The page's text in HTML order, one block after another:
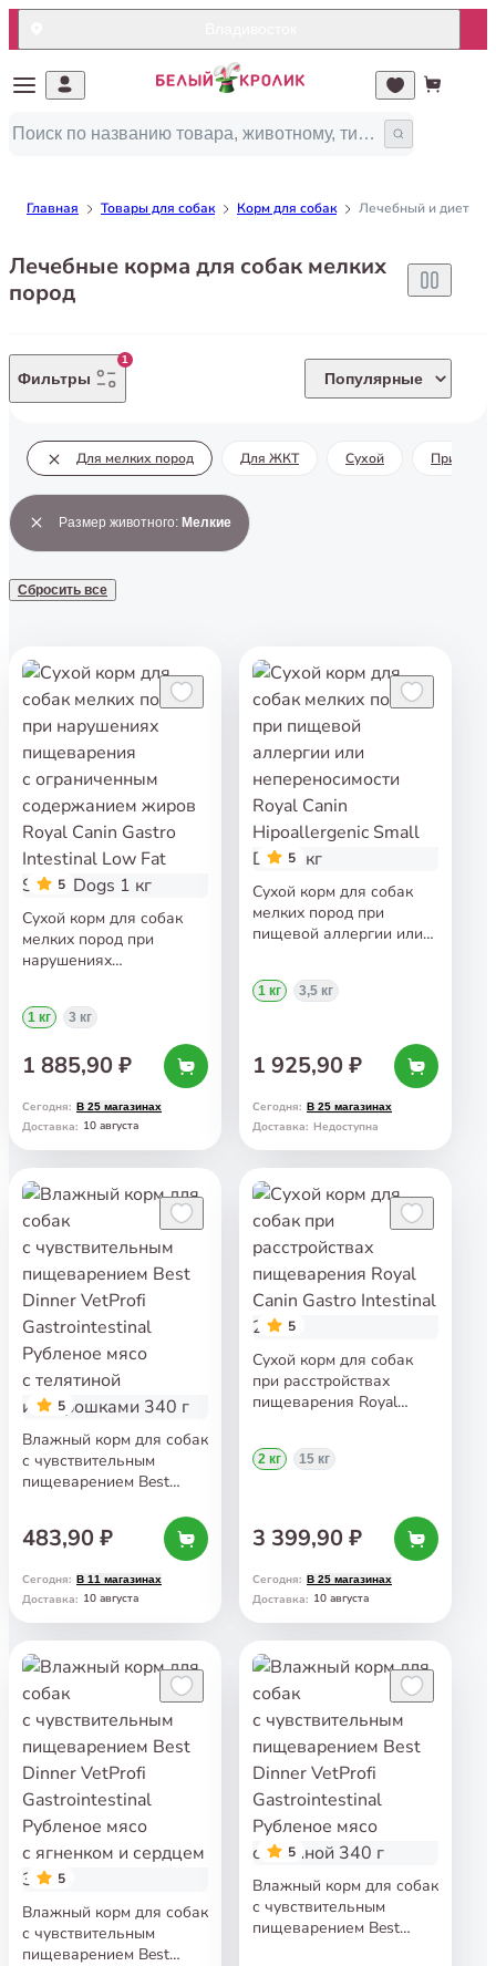
Главная Товары для собак Корм для собак Лечебный и
Лечебные корма для собак мелких
пород
Фильтры
1
Популярные
Для мелких пород Для ЖКТ Сухой При
Размер животного: Мелкие
Сбросить все
5
Сухой корм для собак
мелких пород при
нарушениях
с ограниченным
содержанием жиров
Intestinal Low Fat Small
1 кг 3 кг
1 885,90 ₽
Сегодня: В 25 магазинах
Доставка: 10 августа
5
Сухой корм для собак
мелких пород при
пищевой аллергии или
Canin Hipoallergenic Small
Dog 1 кг
1 кг 3,5 кг
1 925,90 ₽
Сегодня: В 25 магазинах
Доставка: Недоступна
5
Влажный корм для собак
с чувствительным
пищеварением Best
Gastrointestinal Рубленое
мясо с телятиной
483,90 ₽
Сегодня: В 11 магазинах
Доставка: 10 августа
5
Сухой корм для собак
при расстройствах
пищеварения Royal
2 кг
2 кг 15 кг
3 399,90 ₽
Сегодня: В 25 магазинах
Доставка: 10 августа
5
Влажный корм для собак
с чувствительным
пищеварением Best
5
Влажный корм для собак
с чувствительным
пищеварением Best